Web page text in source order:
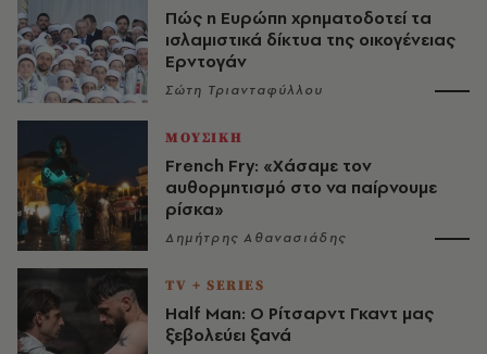
Πώς η Ευρώπη χρηματοδοτεί τα
ισλαμιστικά δίκτυα της οικογένειας
Ερντογάν
Σώτη Τριανταφύλλου
ΜΟΥΣΙΚΗ
French Fry: «Χάσαμε τον
αυθορμητισμό στο να παίρνουμε
ρίσκα»
Δημήτρης Αθανασιάδης
TV + SERIES
Half Man: Ο Ρίτσαρντ Γκαντ μας
ξεβολεύει ξανά